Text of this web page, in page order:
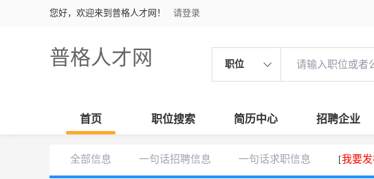
您好，欢迎来到普格人才网！ 请登录
普格人才网 职位
首页 职位搜索 简历中心 招聘企业
全部信息 一句话招聘信息 一句话求职信息 [我要